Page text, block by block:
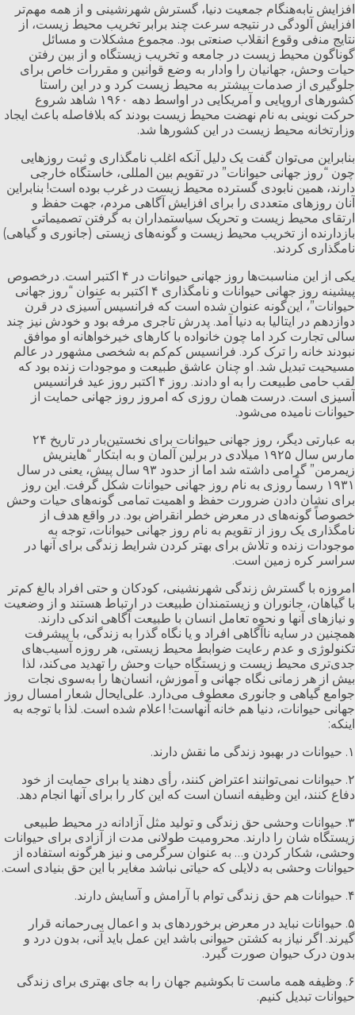
ﺍﻓﺰﺍﻳﺶ نابه‌هنگام ﺟﻤﻌﻴﺖ دنیا، ﮔﺴﺘﺮﺵ ﺷﻬﺮﻧشینی و از همه مهم‌تر
ﺍﻓﺰﺍﻳﺶ ﺁﻟﻮﺩگی ﺩﺭ نتیجه ﺳﺮﻋﺖ ﭼﻨﺪ ﺑﺮﺍﺑﺮ ﺗﺨﺮﻳﺐ ﻣﺤﻴﻂ ﺯﻳﺴﺖ، ﺍﺯ
ﻧﺘﺎﻳﺞ ﻣﻨفی ﻭﻗﻮﻉ ﺍﻧﻘﻼﺏ ﺻﻨﻌتی بود. مجموع مشکلات و مسائل
گوناگون محیط زیست در جامعه و تخریب زیستگاه و از بین رفتن
حیات وحش، جهانیان را وادار به وضع قوانین و مقررات خاص برای
جلوگیری از صدمات بیشتر به محیط زیست کرد و در این راستا
کشورهای اروپایی و آمریکایی در اواسط دهه ۱۹۶۰ شاهد شروع
حرکت نوینی به نام نهضت محیط زیست بودند که بلافاصله باعث ایجاد
وزارتخانه محیط زیست در این کشورها شد.
بنابراین می‌توان گفت یک دلیل آنکه اغلب نامگذاری و ثبت روزهایی
چون “روز جهانی حیوانات” در تقویم بین المللی، خاستگاه خارجی
دارند، همین نابودی گسترده محیط زیست در غرب بوده است! بنابراین
آنان روزهای متعددی را برای افزایش آگاهی مردم، جهت حفظ و
ارتقای محیط زیست و تحریک سیاستمداران به گرفتن تصمیماتی
بازدارنده از تخریب محیط زیست و گونه‌های زیستی‌ (جانوری و گیاهی)
نامگذاری کردند.
یکی از این مناسبت‌ها روز جهانی حیوانات در ۴ اکتبر است. درخصوص
پیشینه روز جهانی حیوانات و نامگذاری ۴ اکتبر به عنوان “روز جهانی
حیوانات”، این‌گونه عنوان شده است که فرانسیس آسیزی در قرن
دوازدهم در ایتالیا به دنیا آمد. پدرش تاجری مرفه بود و خودش نیز چند
سالی تجارت کرد اما چون خانواده با کار‌های خیرخواهانه او موافق
نبودند خانه را ترک کرد. فرانسیس کم‌کم به شخصی مشهور در عالم
مسیحیت تبدیل شد. او چنان عاشق طبیعت و موجودات زنده بود که
لقب حامی طبیعت را به او دادند. روز ۴ اکتبر روز عید فرانسیس
آسیزی است. درست همان روزی که امروز روز جهانی حمایت از
حیوانات نامیده می‌شود.
به عبارتی دیگر، روز جهانی حیوانات برای نخستین‌بار در تاریخ ۲۴
مارس سال ۱۹۲۵ میلادی در برلین آلمان و به ابتکار “هاینریش
زیمرمن” گرامی داشته شد اما از حدود ۹۳ سال پیش، یعنی در سال
۱۹۳۱ رسماً روزی به نام روز جهانی حیوانات شکل گرفت. این روز
برای نشان دادن ضرورت حفظ و اهمیت تمامی گونه‌های حیات وحش
خصوصاً گونه‌های در معرض خطر انقراض بود. در واقع هدف از
نامگذاری یک روز از تقویم به نام روز جهانی حیوانات، توجه به
موجودات زنده و تلاش برای بهتر کردن شرایط زندگی برای آنها در
سراسر کره زمین است.
امروزه با گسترش زندگی شهرنشینی، کودکان و حتی افراد بالغ کم‌تر
با گیاهان، جانوران و زیستمندان طبیعت در ارتباط هستند و از وضعیت
و نیازهای آنها و نحوه تعامل انسان با طبیعت آگاهی اندکی دارند.
همچنین در سایه ناآگاهی افراد و یا نگاه گذرا به زندگی، با پیشرفت
تکنولوژی و عدم رعایت ضوابط محیط زیستی، هر روزه آسیب‌های
جدی‌تری محیط زیست و زیستگاه حیات وحش را تهدید می‌کند، لذا
بیش از هر زمانی نگاه جهانی و آموزش، انسان‌ها را به‌سوی نجات
جوامع گیاهی و جانوری معطوف می‌دارد. علی‌ایحال شعار امسال روز
جهانی حیوانات، دنیا هم خانه آنهاست! اعلام شده است. لذا با توجه به
اینکه:
۱. حیوانات در بهبود زندگی ما نقش دارند.
۲. حیوانات نمی‌توانند اعتراض کنند، رأی دهند یا برای حمایت از خود
دفاع کنند، این وظیفه انسان است که این کار را برای آنها انجام دهد.
۳. حیوانات وحشی حق زندگی و تولید مثل آزادانه در محیط طبیعی
زیستگاه شان را دارند. محرومیت طولانی مدت از آزادی برای حیوانات
وحشی، شکار کردن و… به عنوان سرگرمی و نیز هرگونه استفاده از
حیوانات وحشی به دلایلی که حیاتی نباشد مغایر با این حق بنیادی است.
۴. حیوانات هم حق زندگی توام با آرامش و آسایش دارند.
۵. حیوانات نباید در معرض برخوردهای بد و اعمال بی‌رحمانه قرار
گیرند. اگر نیاز به کشتن حیوانی باشد این عمل باید آنی، بدون درد و
بدون درک حیوان صورت گیرد.
۶. وظیفه همه ماست تا بکوشیم جهان را به جای بهتری برای زندگی
حیوانات تبدیل کنیم.